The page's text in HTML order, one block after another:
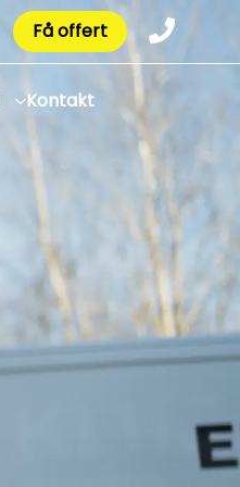
Få offert
Kontakt